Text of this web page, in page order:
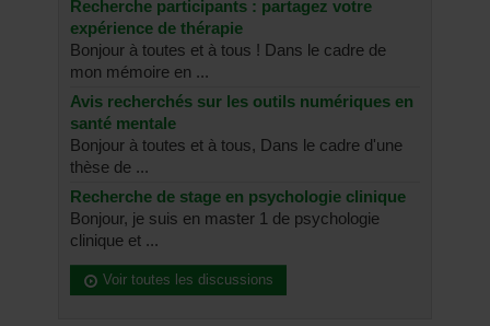
Recherche participants : partagez votre
expérience de thérapie
Bonjour à toutes et à tous ! Dans le cadre de
mon mémoire en ...
Avis recherchés sur les outils numériques en
santé mentale
Bonjour à toutes et à tous, Dans le cadre d'une
thèse de ...
Recherche de stage en psychologie clinique
Bonjour, je suis en master 1 de psychologie
clinique et ...
Voir toutes les discussions